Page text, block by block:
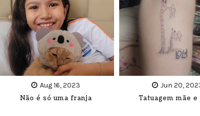
Aug 16, 2023
Não é só uma franja
Jun 20,
Tatuagem mãe